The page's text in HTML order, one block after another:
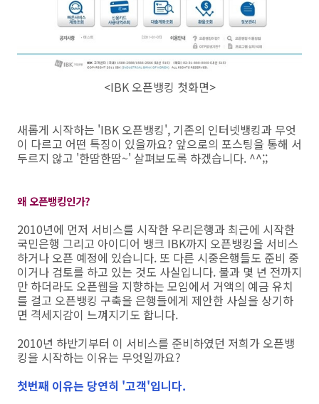
<IBK 오픈뱅킹 첫화면>
새롭게 시작하는 'IBK 오픈뱅킹', 기존의 인터넷뱅킹과 무엇
이 다르고 어떤 특징이 있을까요? 앞으로의 포스팅을 통해 서
두르지 않고 '한땀한땀~' 살펴보도록 하겠습니다. ^^;;
왜 오픈뱅킹인가?
2010년에 먼저 서비스를 시작한 우리은행과 최근에 시작한
국민은행 그리고 아이디어 뱅크 IBK까지 오픈뱅킹을 서비스
하거나 오픈 예정에 있습니다. 또 다른 시중은행들도 준비 중
이거나 검토를 하고 있는 것도 사실입니다. 불과 몇 년 전까지
만 하더라도 오픈웹을 지향하는 모임에서 거액의 예금 유치
를 걸고 오픈뱅킹 구축을 은행들에게 제안한 사실을 상기하
면 격세지감이 느껴지기도 합니다.
2010년 하반기부터 이 서비스를 준비하였던 저희가 오픈뱅
킹을 시작하는 이유는 무엇일까요?
첫번째 이유는 당연히 '고객'입니다.